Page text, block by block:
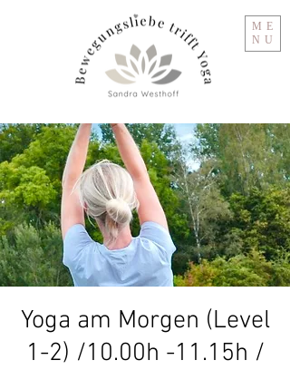
ME
NU
Yoga am Morgen (Level
1-2) /10.00h -11.15h /